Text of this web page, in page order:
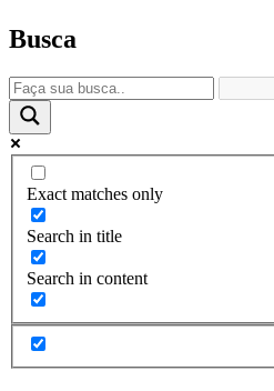
Busca
Exact matches only
Search in title
Search in content